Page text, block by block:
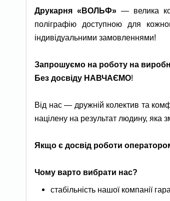
Друкарня «ВОЛЬФ» — велика
поліграфію доступною для
індивідуальними замовленнями!
Запрошуємо на роботу на
Без досвіду НАВЧАЄМО!
Від нас — дружній колектив та
націлену на результат людину,
Якщо є досвід роботи
Чому варто вибрати нас?
стабільність нашої компанії